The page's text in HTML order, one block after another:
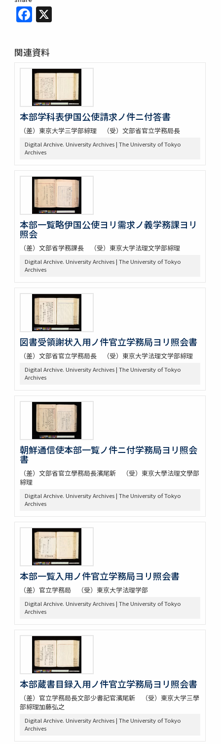
Facebook
関連資料
本部学科表伊国公使請求ノ件ニ付答書
（差）東京大学三学部綜理 （受）文部省官立学務局長
Digital Archive. University Archives | The University of Tokyo
Archives
本部一覧略伊国公使ヨリ需求ノ義学務課ヨリ
照会
（差）文部省学務課長 （受）東京大学法理文学部綜理
Digital Archive. University Archives | The University of Tokyo
Archives
図書受領謝状入用ノ件官立学務局ヨリ照会書
（差）文部省官立学務局長 （受）東京大学法理文学部綜理
Digital Archive. University Archives | The University of Tokyo
Archives
朝鮮通信使本部一覧ノ件ニ付学務局ヨリ照会
書
（差）文部省官立學務局長濱尾新 （受）東京大學法理文學部
綜理
Digital Archive. University Archives | The University of Tokyo
Archives
本部一覧入用ノ件官立学務局ヨリ照会書
（差）官立学務局 （受）東京大学法理学部
Digital Archive. University Archives | The University of Tokyo
Archives
本部蔵書目録入用ノ件官立学務局ヨリ照会書
（差）官立学務局長文部少書記官濱尾新 （受）東京大学三學
部綜理加藤弘之
Digital Archive. University Archives | The University of Tokyo
Archives